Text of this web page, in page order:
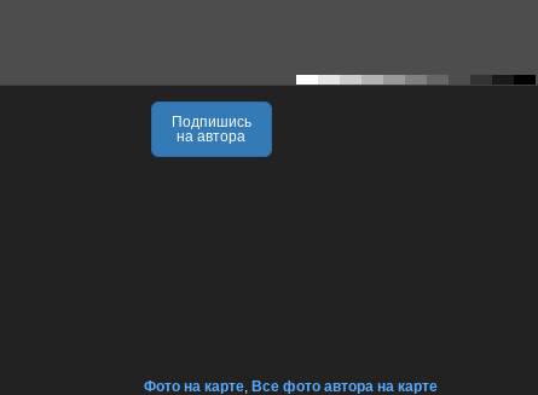
Подпишись
на автора
Фото на карте, Все фото автора на карте